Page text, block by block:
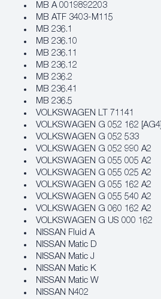
MB A 0019892203
MB ATF 3403-M115
MB 236.1
MB 236.10
MB 236.11
MB 236.12
MB 236.2
MB 236.41
MB 236.5
VOLKSWAGEN LT 71141
VOLKSWAGEN G 052 162 [AG4]
VOLKSWAGEN G 052 533
VOLKSWAGEN G 052 990 A2
VOLKSWAGEN G 055 005 A2
VOLKSWAGEN G 055 025 A2
VOLKSWAGEN G 055 162 A2
VOLKSWAGEN G 055 540 A2
VOLKSWAGEN G 060 162 A2
VOLKSWAGEN G US 000 162
NISSAN Fluid A
NISSAN Matic D
NISSAN Matic J
NISSAN Matic K
NISSAN Matic W
NISSAN N402